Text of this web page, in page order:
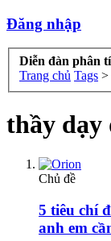
Đăng nhập
Diễn đàn phân
Trang chủ Tags >
thầy dạy
Chủ đề
5 tiêu chí
anh em